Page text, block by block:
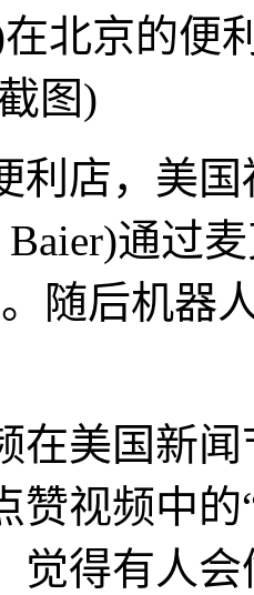
北京的便
图)
店，美国
Baier)通过
随后机器
美国新闻
赞视频中
觉得有人